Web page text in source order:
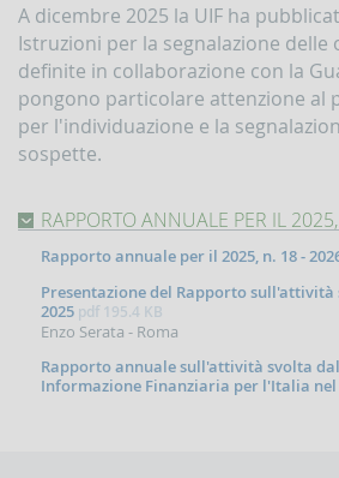
Rapporto
annuale
Quaderni
dell'antiriciclaggio
Interventi
Direttore
Interventi
della
d'Italia
A dicembre 2025 la UIF ha
Istruzioni per la segnalazione delle
definite in collaborazione con la
pongono particolare attenzione al
per l'individuazione e la
sospette.
RAPPORTO ANNUALE PER IL
Rapporto annuale per il 2025, n. 18 -
Presentazione del Rapporto sull'attività
2025 pdf 195.4 KB
Enzo Serata - Roma
Rapporto annuale sull'attività svolta
Informazione Finanziaria per l'Italia nel